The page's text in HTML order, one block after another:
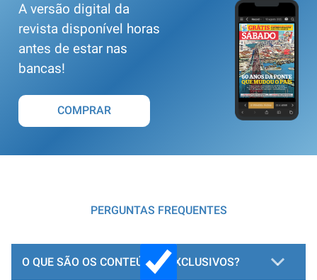
A versão digital da
revista disponível horas
antes de estar nas
bancas!
COMPRAR
PERGUNTAS FREQUENTES
O QUE SÃO OS CONTEÚDOS EXCLUSIVOS?